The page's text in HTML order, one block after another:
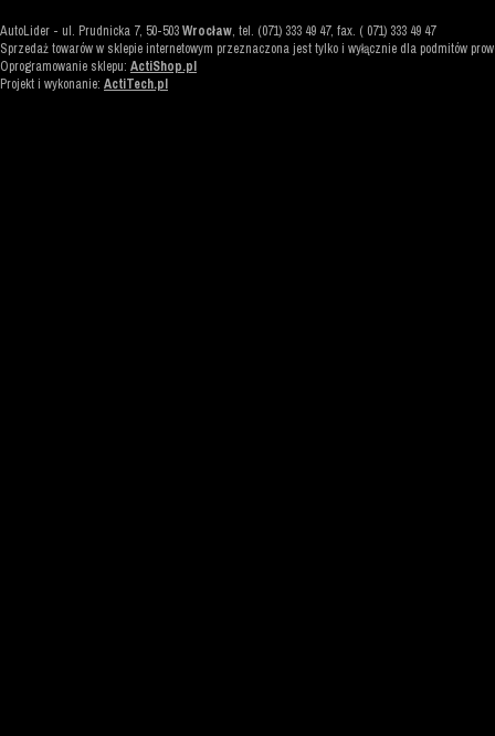
AutoLider - ul. Prudnicka 7, 50-503Wrocław, tel. (071) 333 49 47, fax. ( 071) 333 49 47
Sprzedaż towarów w sklepie internetowym przeznaczona jest tylko i wyłącznie dla podmitów
Oprogramowanie sklepu: ActiShop.pl
Projekt i wykonanie: ActiTech.pl